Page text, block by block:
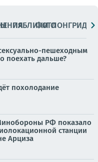
ПАБЛИКИ
ФОТОЛОНГРИДЫ
пешеходным
поехать дальше?
похолодание
РФ показало
станции
Арциза